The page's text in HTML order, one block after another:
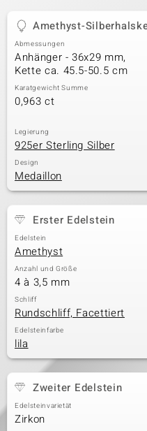
Amethyst-
Abmessungen
Anhänger - 36x29 mm,
Kette ca. 45.5-50.5 cm
Karatgewicht Summe
0,963 ct
Legierung
925er Sterling Silber
Design
Medaillon
Erster Edelstein
Edelstein
Amethyst
Anzahl und Größe
4 à 3,5 mm
Schliff
Rundschliff, Facettiert
Edelsteinfarbe
lila
Zweiter Edelstein
Edelsteinvarietät
Zirkon